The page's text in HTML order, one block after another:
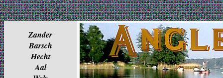
Zander
Barsch
Hecht
Aal